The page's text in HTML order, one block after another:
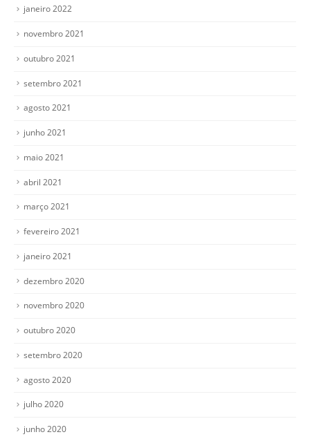
janeiro 2022
novembro 2021
outubro 2021
setembro 2021
agosto 2021
junho 2021
maio 2021
abril 2021
março 2021
fevereiro 2021
janeiro 2021
dezembro 2020
novembro 2020
outubro 2020
setembro 2020
agosto 2020
julho 2020
junho 2020